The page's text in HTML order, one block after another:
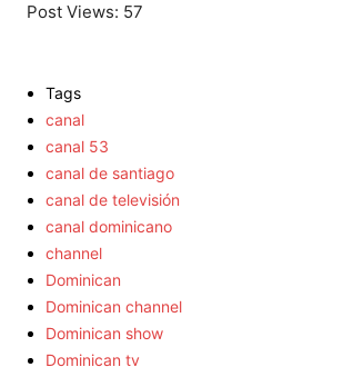
Post Views: 57
Tags
canal
canal 53
canal de santiago
canal de televisión
canal dominicano
channel
Dominican
Dominican channel
Dominican show
Dominican tv